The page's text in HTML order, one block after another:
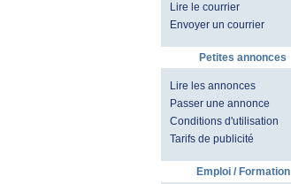
Lire le courrier
Envoyer un courrier
Petites annonces
Lire les annonces
Passer une annonce
Conditions d'utilisation
Tarifs de publicité
Emploi / Formation